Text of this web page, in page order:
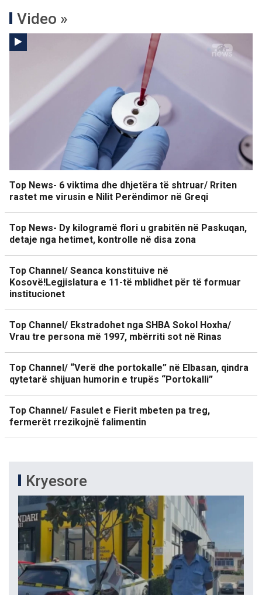
Video »
Top News- 6 viktima dhe dhjetëra të shtruar/ Rriten
rastet me virusin e Nilit Perëndimor në Greqi
Top News- Dy kilogramë flori u grabitën në Paskuqan,
detaje nga hetimet, kontrolle në disa zona
Top Channel/ Seanca konstituive në
Kosovë!Legjislatura e 11-të mblidhet për të formuar
institucionet
Top Channel/ Ekstradohet nga SHBA Sokol Hoxha/
Vrau tre persona më 1997, mbërriti sot në Rinas
Top Channel/ “Verë dhe portokalle” në Elbasan, qindra
qytetarë shijuan humorin e trupës “Portokalli”
Top Channel/ Fasulet e Fierit mbeten pa treg,
fermerët rrezikojnë falimentin
Kryesore